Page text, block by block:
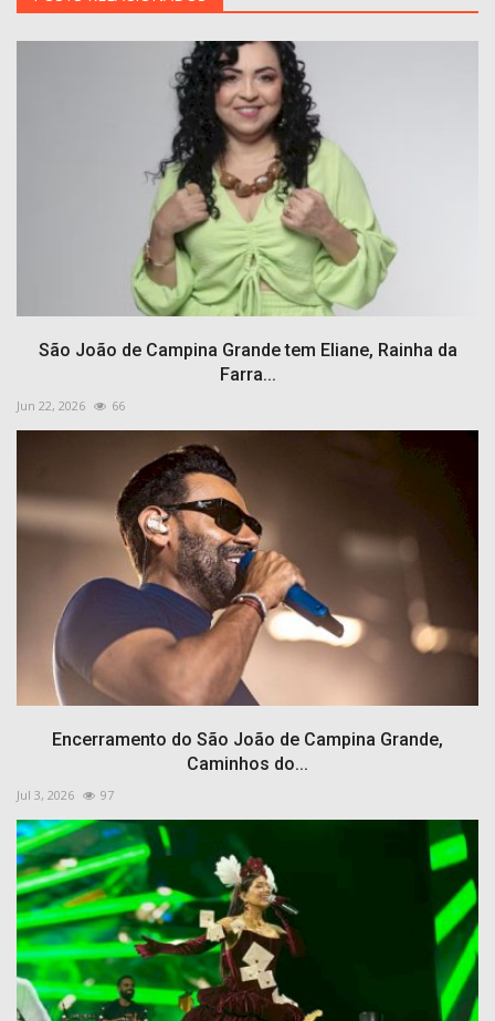
São João de Campina Grande tem Eliane, Rainha da
Farra...
Jun 22, 2026 66
Encerramento do São João de Campina Grande,
Caminhos do...
Jul 3, 2026 97